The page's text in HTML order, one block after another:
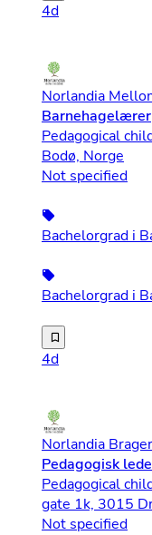
4d
Norlandia
Barnehagelærer
Pedagogical
Bodø, Norge
Not specified
Bachelorgrad i
Bachelorgrad i
Vi søker etter
4d
Norlandia
Pedagogisk
Pedagogical
gate 1k, 3015
Not specified